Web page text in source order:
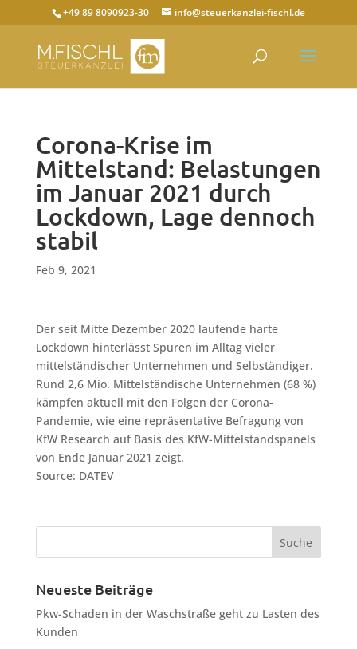
+49 89 8090923-30 info@steuerkanzlei-fischl.de
Corona-Krise im
Mittelstand: Belastungen
im Januar 2021 durch
Lockdown, Lage dennoch
stabil
Feb 9, 2021
Der seit Mitte Dezember 2020 laufende harte
Lockdown hinterlässt Spuren im Alltag vieler
mittelständischer Unternehmen und Selbständiger.
Rund 2,6 Mio. Mittelständische Unternehmen (68 %)
kämpfen aktuell mit den Folgen der Corona-
Pandemie, wie eine repräsentative Befragung von
KfW Research auf Basis des KfW-Mittelstandspanels
von Ende Januar 2021 zeigt.
Source: DATEV
Neueste Beiträge
Pkw-Schaden in der Waschstraße geht zu Lasten des
Kunden